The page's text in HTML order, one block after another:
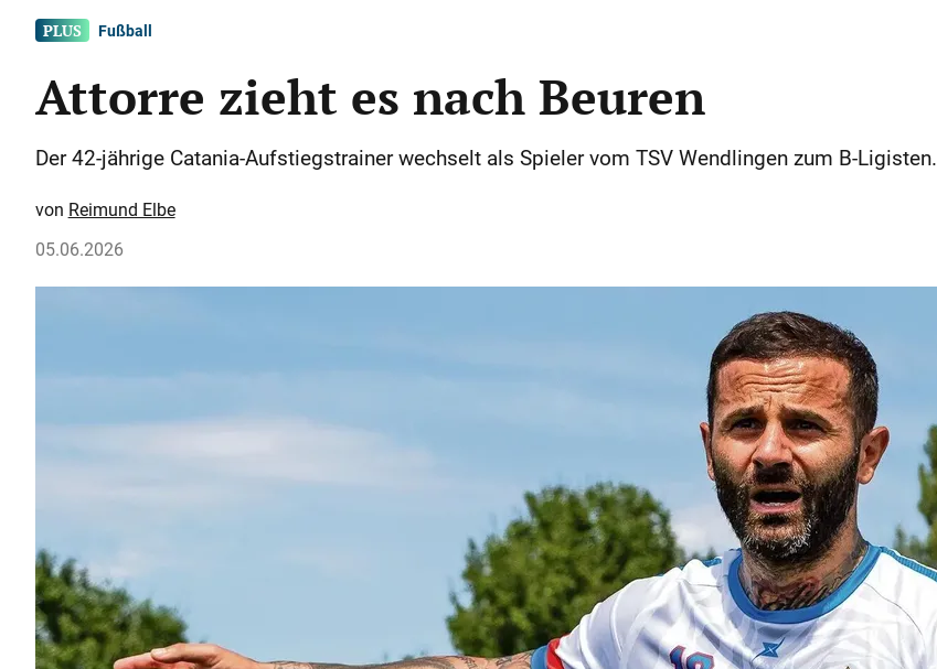
Fußball
Attorre zieht es nach Beuren
Der 42-jährige Catania-Aufstiegstrainer wechselt als Spieler vom TSV Wendlingen zum B-Ligisten.
Reimund Elbe
05.06.2026